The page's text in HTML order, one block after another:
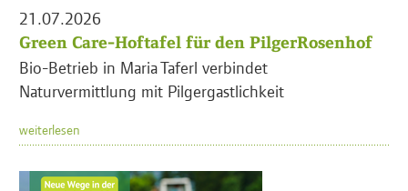
21.07.2026
Green Care-Hoftafel für den PilgerRosenhof
Bio-Betrieb in Maria Taferl verbindet
Naturvermittlung mit Pilgergastlichkeit
weiterlesen